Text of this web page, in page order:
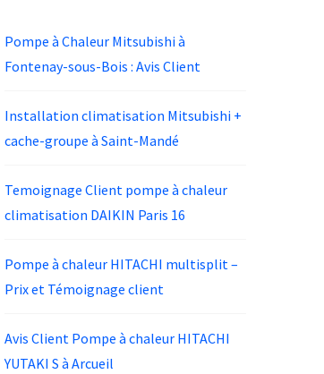
Pompe à Chaleur Mitsubishi à
Fontenay-sous-Bois : Avis Client
Installation climatisation Mitsubishi +
cache-groupe à Saint-Mandé
Temoignage Client pompe à chaleur
climatisation DAIKIN Paris 16
Pompe à chaleur HITACHI multisplit –
Prix et Témoignage client
Avis Client Pompe à chaleur HITACHI
YUTAKI S à Arcueil